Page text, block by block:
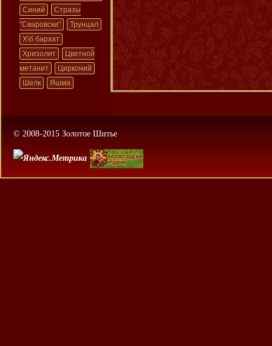
Синий
Стразы
"Сваровски"
Трунцал
Х\б бархат
Хризолит
Цветной
метанит
Цирконий
Шелк
Яшма
© 2008-2015 Золотое Шитье